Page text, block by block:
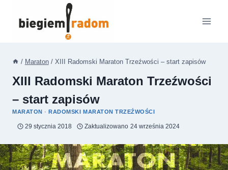
/ Maraton / XIII Radomski Maraton Trzeźwości – start zapisów
XIII Radomski Maraton Trzeźwości
– start zapisów
MARATON ·RADOMSKI MARATON TRZEŹWOŚCI
29 stycznia 2018 Zaktualizowano 24 września 2024